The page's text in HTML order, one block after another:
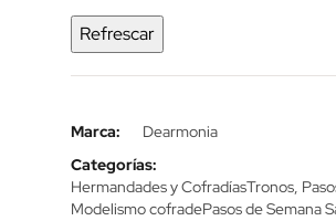
Marca:
Dearmonia
Categorías:
Hermandades y CofradíasTronos,
Modelismo cofradePasos de Semana